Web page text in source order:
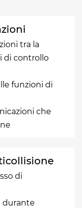
tra la
di controllo
funzioni di
che
di
durante